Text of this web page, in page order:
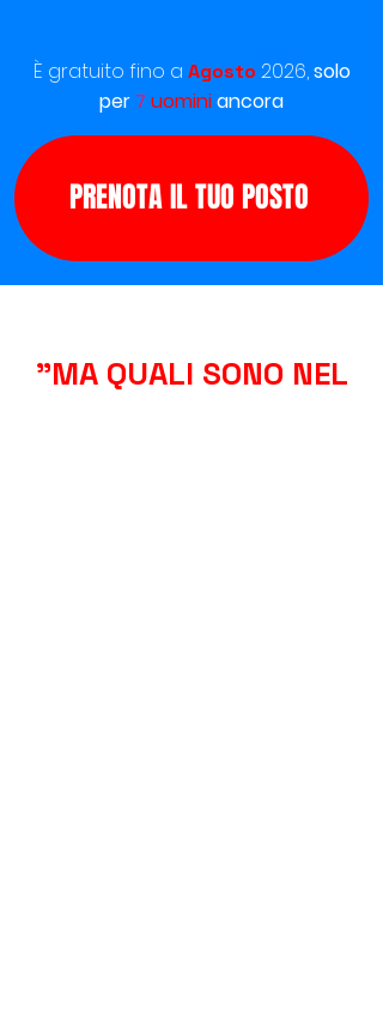
​È gratuito fino a Agosto 2026,solo
per 7 uominiancora
PRENOTA IL TUO POSTO
"MA QUALI SONO NEL